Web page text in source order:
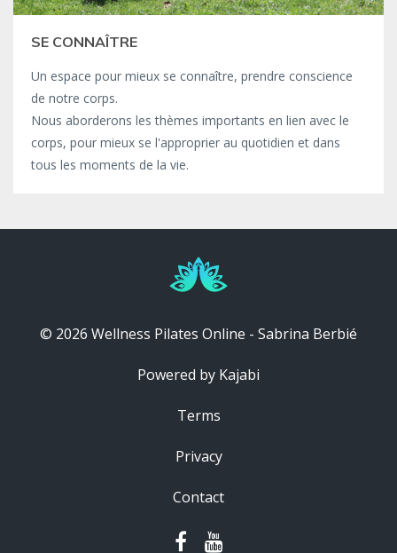
SE CONNAÎTRE
Un espace pour mieux se connaître, prendre conscience
de notre corps.
Nous aborderons les thèmes importants en lien avec le
corps, pour mieux se l'approprier au quotidien et dans
tous les moments de la vie.
© 2026 Wellness Pilates Online - Sabrina Berbié
Powered by Kajabi
Terms
Privacy
Contact